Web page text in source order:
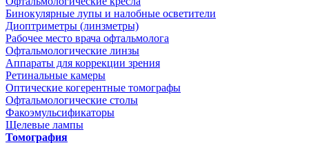
Бинокулярные лупы и налобные осветители
Диоптриметры (линзметры)
Рабочее место врача офтальмолога
Офтальмологические линзы
Аппараты для коррекции зрения
Ретинальные камеры
Оптические когерентные томографы
Офтальмологические столы
Факоэмульсификаторы
Щелевые лампы
Томография